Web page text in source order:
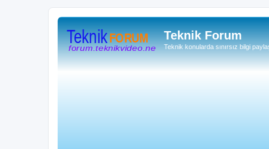
Teknik Forum
Teknik konularda sınırsız bilgi